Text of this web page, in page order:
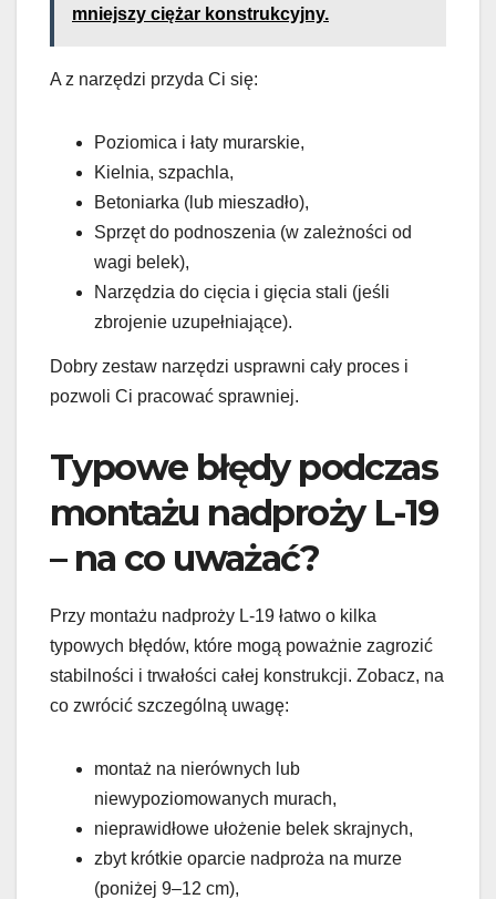
mniejszy ciężar konstrukcyjny.
A z narzędzi przyda Ci się:
Poziomica i łaty murarskie,
Kielnia, szpachla,
Betoniarka (lub mieszadło),
Sprzęt do podnoszenia (w zależności od
wagi belek),
Narzędzia do cięcia i gięcia stali (jeśli
zbrojenie uzupełniające).
Dobry zestaw narzędzi usprawni cały proces i
pozwoli Ci pracować sprawniej.
Typowe błędy podczas
montażu nadproży L-19
– na co uważać?
Przy montażu nadproży L-19 łatwo o kilka
typowych błędów, które mogą poważnie zagrozić
stabilności i trwałości całej konstrukcji. Zobacz, na
co zwrócić szczególną uwagę:
montaż na nierównych lub
niewypoziomowanych murach,
nieprawidłowe ułożenie belek skrajnych,
zbyt krótkie oparcie nadproża na murze
(poniżej 9–12 cm),